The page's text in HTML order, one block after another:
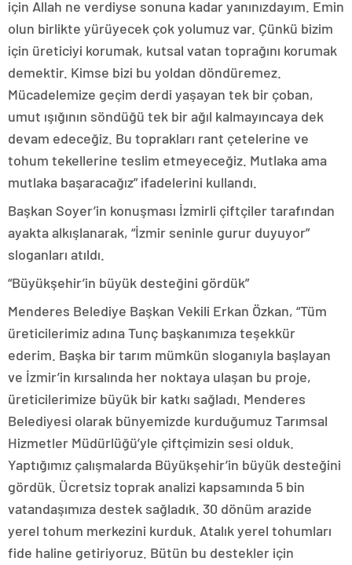
için Allah ne verdiyse sonuna kadar yanınızdayım. Emin
olun birlikte yürüyecek çok yolumuz var. Çünkü bizim
için üreticiyi korumak, kutsal vatan toprağını korumak
demektir. Kimse bizi bu yoldan döndüremez.
Mücadelemize geçim derdi yaşayan tek bir çoban,
umut ışığının söndüğü tek bir ağıl kalmayıncaya dek
devam edeceğiz. Bu toprakları rant çetelerine ve
tohum tekellerine teslim etmeyeceğiz. Mutlaka ama
mutlaka başaracağız” ifadelerini kullandı.
Başkan Soyer’in konuşması İzmirli çiftçiler tarafından
ayakta alkışlanarak, “İzmir seninle gurur duyuyor”
sloganları atıldı.
“Büyükşehir’in büyük desteğini gördük”
Menderes Belediye Başkan Vekili Erkan Özkan, “Tüm
üreticilerimiz adına Tunç başkanımıza teşekkür
ederim. Başka bir tarım mümkün sloganıyla başlayan
ve İzmir’in kırsalında her noktaya ulaşan bu proje,
üreticilerimize büyük bir katkı sağladı. Menderes
Belediyesi olarak bünyemizde kurduğumuz Tarımsal
Hizmetler Müdürlüğü’yle çiftçimizin sesi olduk.
Yaptığımız çalışmalarda Büyükşehir’in büyük desteğini
gördük. Ücretsiz toprak analizi kapsamında 5 bin
vatandaşımıza destek sağladık. 30 dönüm arazide
yerel tohum merkezini kurduk. Atalık yerel tohumları
fide haline getiriyoruz. Bütün bu destekler için